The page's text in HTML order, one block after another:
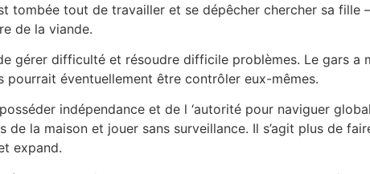
tombée tout de travailler et se dépêcher chercher sa fille
de la viande.
gérer difficulté et résoudre difficile problèmes. Le gars a
pourrait éventuellement être contrôler eux-mêmes.
indépendance et de l ‘autorité pour naviguer
la maison et jouer sans surveillance. Il s’agit plus de
expand.